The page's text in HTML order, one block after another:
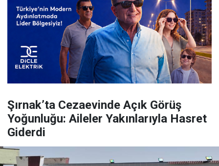
Şırnak’ta Cezaevinde Açık Görüş
Yoğunluğu: Aileler Yakınlarıyla Hasret
Giderdi